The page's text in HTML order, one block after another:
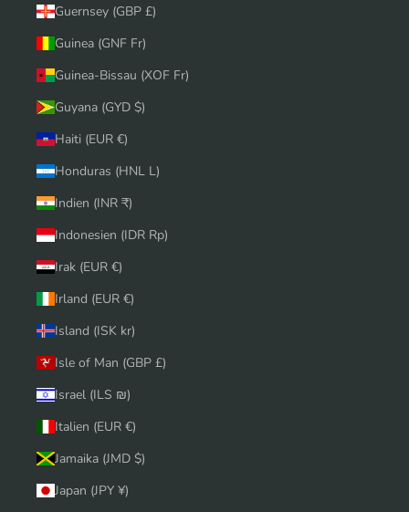
Guernsey (GBP £)
Guinea (GNF Fr)
Guinea-Bissau (XOF Fr)
Guyana (GYD $)
Haiti (EUR €)
Honduras (HNL L)
Indien (INR ₹)
Indonesien (IDR Rp)
Irak (EUR €)
Irland (EUR €)
Island (ISK kr)
Isle of Man (GBP £)
Israel (ILS ₪)
Italien (EUR €)
Jamaika (JMD $)
Japan (JPY ¥)